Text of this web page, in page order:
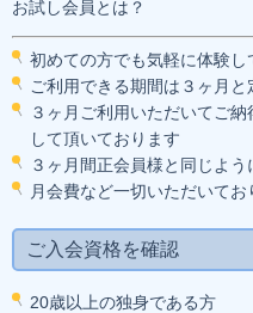
スタッフブログ（Ameba）
お試し会員とは？
初めての方でも気軽に体験し
ご利用できる期間は３ヶ月
３ヶ月ご利用いただいてご
して頂いております
３ヶ月間正会員様と同じよう
月会費など一切いただいてお
ご入会資格を確認
20歳以上の独身である方